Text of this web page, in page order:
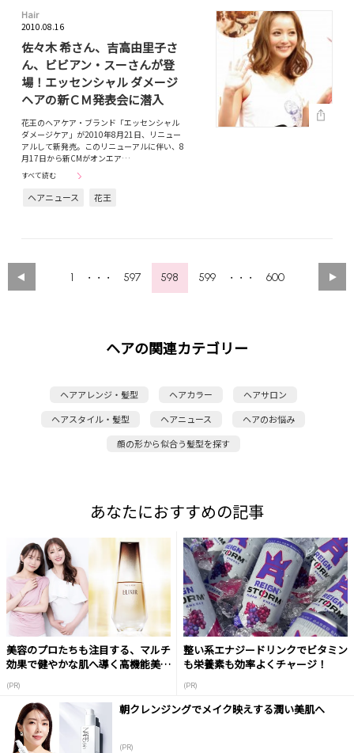
Hair
2010.08.16
佐々木 希さん、吉高由里子さ
ん、ビビアン・スーさんが登
場！エッセンシャル ダメージ
ヘアの新ＣＭ発表会に潜入
花王のヘアケア・ブランド「エッセンシャル
ダメージケア」が2010年8月21日、リニュー
アルして新発売。このリニューアルに伴い、8
月17日から新CMがオンエア…
すべて読む
ヘアニュース 花王
1 ・・・ 597 598 599 ・・・ 600
ヘアの関連カテゴリー
ヘアアレンジ・髪型 ヘアカラー
ヘアサロン
ヘアスタイル・髪型
ヘアニュース
ヘアのお悩み
顔の形から似合う髪型を探す
あなたにおすすめの記事
美容のプロたちも注目する、マルチ
効果で健やかな肌へ導く高機能美容
(PR)
整い系エナジードリンクでビタミン
も栄養素も効率よくチャージ！
(PR)
朝クレンジングでメイク映えする潤い美肌へ
(PR)